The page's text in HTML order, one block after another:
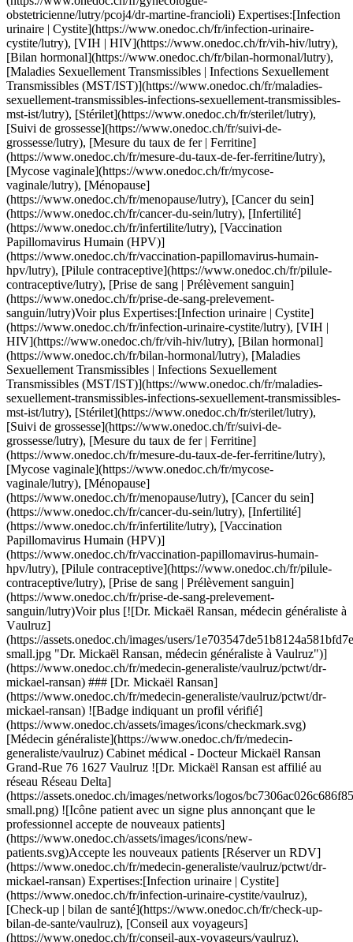
aulruz](https://assets.onedoc.ch/images/users/1e703547de51b8124a581bfd7ed029f055d27126dd5e8d573dd2756a7130bf70-small.jpg "Dr. Mickaël Ransan, médecin généraliste à Vaulruz")](https://www.onedoc.ch/fr/medecin-generaliste/vaulruz/pctwt/dr-mickael-ransan) ### [Dr. Mickaël Ransan](https://www.onedoc.ch/fr/medecin-generaliste/vaulruz/pctwt/dr-mickael-ransan) ![Badge indiquant un profil vérifié](https://www.onedoc.ch/assets/images/icons/checkmark.svg) [Médecin généraliste](https://www.onedoc.ch/fr/medecin-generaliste/vaulruz) Cabinet médical - Docteur Mickaël Ransan Grand-Rue 76 1627 Vaulruz ![Dr. Mickaël Ransan est affilié au réseau Réseau Delta](https://assets.onedoc.ch/images/networks/logos/bc7306ac026c686f85d463e96b3cb0053f7de03c9f7a5fae3aa7114a276838ea-small.png) ![Icône patient avec un signe plus annonçant que le professionnel accepte de nouveaux patients](https://www.onedoc.ch/assets/images/icons/new-patients.svg)Accepte les nouveaux patients [Réserver un RDV](https://www.onedoc.ch/fr/medecin-generaliste/vaulruz/pctwt/dr-mickael-ransan) Expertises:[Infection urinaire | Cystite](https://www.onedoc.ch/fr/infection-urinaire-cystite/vaulruz), [Check-up | bilan de santé](https://www.onedoc.ch/fr/check-up-bilan-de-sante/vaulruz), [Conseil aux voyageurs](https://www.onedoc.ch/fr/conseil-aux-voyageurs/vaulruz), [Contrôle médical permis de conduire NIVEAU 1](https://www.onedoc.ch/fr/controle-medical-permis-de-conduire-niveau-1/vaulruz), [Contrôle médical permis de conduire NIVEAU 2](https://www.onedoc.ch/fr/controle-medical-permis-de-conduire-niveau-2/vaulruz), [Examen médical d'aptitude au travail de nuit](https://www.onedoc.ch/fr/examen-medical-d-aptitude-au-travail-de-nuit/vaulruz), [Grippe | Symptômes de la grippe | Rhume](https://www.onedoc.ch/fr/grippe-symptomes-de-la-grippe-rhume/vaulruz), [Maux de gorge | Angine](https://www.onedoc.ch/fr/maux-de-gorge-angine/vaulruz), [Urgence en médecine générale](https://www.onedoc.ch/fr/urgence-en-medecine-generale/vaulruz), [Vaccination hépatite A/B](https://www.onedoc.ch/fr/vaccination-hepatite-a-b/vaulruz), [Conseils personnalisés en vaccination](https://www.onedoc.ch/fr/conseils-personnalises-en-vaccination/vaulruz), [Mise à jour du carnet de vaccination](https://www.onedoc.ch/fr/mise-a-jour-du-carnet-de-vaccination/vaulruz), [Vaccination encéphalite à tiques (FSME)](https://www.onedoc.ch/fr/vaccination-encephalite-a-tiques-fsme/vaulruz), [Vaccination rougeole - rubéole - oreillon (ROR)](https://www.onedoc.ch/fr/vaccination-rougeole-rubeole-oreillon-ror/vaulruz), [Vaccination tétanos - diphtérie - coqueluche (DTP)](https://www.onedoc.ch/fr/vaccination-tetanos-diphterie-coqueluche-dtp/vaulruz)Voir plus Expertises:[Infection urinaire | Cystite](https://www.onedoc.ch/fr/infection-urinaire-cystite/vaulruz), [Check-up | bilan de santé](https://www.onedoc.ch/fr/check-up-bilan-de-sante/vaulruz), [Conseil aux voyageurs](https://www.onedoc.ch/fr/conseil-aux-voyageurs/vaulruz), [Contrôle médical permis de conduire NIVEAU 1](https://www.onedoc.ch/fr/controle-medical-permis-de-conduire-niveau-1/vaulruz), [Contrôle médical permis de conduire NIVEAU 2](https://www.onedoc.ch/fr/controle-medical-permis-de-conduire-niveau-2/vaulruz), [Examen médical d'aptitude au travail de nuit](https://www.onedoc.ch/fr/examen-medical-d-aptitude-au-travail-de-nuit/vaulruz), [Grippe | Symptômes de la grippe | Rhume](https://www.onedoc.ch/fr/grippe-symptomes-de-la-grippe-rhume/vaulruz), [Maux de gorge | Angine](https://www.onedoc.ch/fr/maux-de-gorge-angine/vaulruz), [Urgence en médecine générale](https://www.onedoc.ch/fr/urgence-en-medecine-generale/vaulruz), [Vaccination hépatite A/B](https://www.onedoc.ch/fr/vaccination-hepatite-a-b/vaulruz), [Conseils personnalisés en vaccination](https://www.onedoc.ch/fr/conseils-personnalises-en-vaccination/vaulruz), [Mise à jour du carnet de vaccination](https://www.onedoc.ch/fr/mise-a-jour-du-carnet-de-vaccination/vaulruz), [Vaccination encéphalite à tiques (FSME)](https://www.onedoc.ch/fr/vaccination-encephalite-a-tiques-fsme/vaulruz), [Vaccination rougeole - rubéole - oreillon (ROR)](https://www.onedoc.ch/fr/vaccination-rougeole-rubeole-oreillon-ror/vaulruz), [Vaccination tétanos - diphtérie - coqueluche (DTP)](https://www.onedoc.ch/fr/vaccination-tetanos-diphterie-coqueluche-dtp/vaulruz)Voir plus [![Pharmacieplus de Vuadens, pharmacie à Vuadens](https://assets.onedoc.ch/images/entities/a9ab8f426cc4d1a77159ef143b0ce69f1265c5227bbb7c426cf206bfe0e8a570-small.jpg "Pharmacieplus de Vuadens, pharmacie à Vuadens")](https://www.onedoc.ch/fr/pharmacie/vuadens/e256/pharmacieplus-de-vuadens) ### [Pharmacieplus de Vuadens](https://www.onedoc.ch/fr/pharmacie/vuadens/e256/pharmacieplus-de-vuadens) ![Badge indiquant un profil vérifié](https://www.onedoc.ch/assets/images/icons/checkmark.svg) Pharmacie Route Principale 166 1628 Vuadens ![Icône patient avec un signe plus annonçant que le professionnel accepte de nouveaux patients](https://www.onedoc.ch/assets/images/icons/new-patients.svg)Accepte les nouveaux patients [Réserver un RDV](https://www.onedoc.ch/fr/pharmacie/vuadens/e256/pharmacieplus-de-vuadens) [![Dr. Sorina-Maria Cernat, spécialiste en médecine interne générale à Lausanne](https://assets.onedoc.ch/images/users/d71e408d14cab30957425e97461cd22c0d2c3b64e6906022891cf3027f6d6a78-small.png "Dr. Sorina-Maria Cernat, spécialiste en médecine interne générale à Lausanne")](https://www.onedoc.ch/fr/specialiste-en-medecine-interne-generale/lausanne/pc280/dr-sorina-maria-cernat) ### [Dr. Sorina-Maria Cernat](https://www.onedoc.ch/fr/specialiste-en-medecine-interne-generale/lausanne/pc280/dr-sorina-maria-cernat) ![Badge indiquant un profil vérifié](https://www.onedoc.ch/assets/images/icons/checkmark.svg) [Spécialiste en médecine interne générale](https://www.onedoc.ch/fr/specialiste-en-medecine-interne-generale/lausanne) [Espace Santé de l'Avant-Poste](https://www.onedoc.ch/fr/cabinet-de-groupe/lausanne/ebdyg/espace-sante-de-l-avant-poste) Avenue de l'Avant-Poste 4 1005 Lausanne ![Icône patient avec un signe plus annonçant que le professionnel accepte de nouveaux patients](https://www.onedoc.ch/assets/images/icons/new-patients.svg)Accepte les nouveaux patients [Réserver un RDV](https://www.onedoc.ch/fr/specialiste-en-medecine-interne-generale/lausanne/pc280/dr-sorina-maria-cernat) Expertises:[Infection urinaire | Cystite](https://www.onedoc.ch/fr/infection-urinaire-cystite/lausanne), [Check-up | bilan de santé](https://www.onedoc.ch/fr/check-up-bilan-de-sante/lausanne), [Entretien de polymédication](https://www.onedoc.ch/fr/entretien-de-polymedication/lausanne), [Prise de sang | Prélèvement sanguin](https://www.onedoc.ch/fr/prise-de-sang-prelevement-sanguin/lausanne), [Prévention cardio-vasculaire | CardioCheck | CardioTest](https://www.onedoc.ch/fr/prevention-cardio-vasculaire-cardiocheck-cardiotest/lausanne), [Urgence en médecine générale](https://www.onedoc.ch/fr/urgence-en-medecine-generale/lausanne), [Thérapie intraveineuse | IV drip](https://www.onedoc.ch/fr/therapie-intraveineuse-iv-drip/lausanne), [Test urinaire](https://www.onedoc.ch/fr/test-urinaire/lausanne), [Dépistage du diabète](https://www.onedoc.ch/fr/depistage-du-diabete/lausanne)Voir plus Expertises:[Infection urinaire | Cystite](https://www.onedoc.ch/fr/infection-urinaire-cystite/lausanne), [Check-up | bilan de santé](https://www.onedoc.ch/fr/check-up-bilan-de-sante/lausanne), [Entretien de polymédication](https://www.onedoc.ch/fr/entretien-de-polymedication/lausanne), [Prise de sang | Prélèvement sanguin](https://www.onedoc.ch/fr/prise-de-sang-prelevement-sanguin/lausanne), [Prévention cardio-vasculaire | CardioCheck | CardioTest](https://www.onedoc.ch/fr/prevention-cardio-vasculaire-cardiocheck-cardiotest/lausanne), [Urgence en médecine générale](https://www.onedoc.ch/fr/urgence-en-medecine-generale/lausanne), [Thérapie intraveineuse | IV drip](https://www.onedoc.ch/fr/therapie-intraveineuse-iv-drip/lausanne), [Test urinaire](https://www.onedoc.ch/fr/test-urinaire/lausanne), [Dépistage du diabète](https://www.onedoc.ch/fr/depistage-du-diabete/lausanne)Voir plus [![Dr. Marianne Rey, gynécologue obstétricienne à Monthey](https://assets.onedoc.ch/images/users/68d847315d2364cdac273b57d1018cacb932b7efbfcdca084d35eb5f322fa502-small.jpg "Dr. Marianne Rey, gynécologue obstétricienne à Monthey")](https://www.onedoc.ch/fr/gynecologue-obstetricienne/monthey/pcud9/dr-marianne-rey) ### [Dr. Marianne Rey](https://www.onedoc.ch/fr/gynecologue-obstetricienne/monthey/pcud9/dr-marianne-rey) ![Badge indiquant un profil vérifié](https://www.onedoc.ch/assets/images/icons/checkmark.svg) [Gynécologue obstétricienne](https://www.onedoc.ch/fr/gynecologue-obstetricien/monthey) [Cabinet de gynécologie - obstétrique, Dre Marianne Rey](https://www.onedoc.ch/fr/cabinet-medical/monthey/ev62/cabinet-de-gynecologie-obstetrique-dre-marianne-rey) Rue du Pont 5 1870 Monthey ![Icône patient avec un signe moins annonçant que le professionnel n’accepte pas de nouveaux patients](https://www.onedoc.ch/assets/images/icons/no-new-patients.svg)N'accepte pas de nouveaux patients [Réserver un RDV](https://www.onedoc.ch/fr/gynecologue-obstetricienne/monthey/pcud9/dr-marianne-rey) Expertises:[Infection urinaire | Cystite](https://www.onedoc.ch/fr/infection-urinaire-cystite/monthey), [Contraception](https://www.onedoc.ch/fr/contraception/monthey), [Dépistage cancer du sein](https://www.onedoc.ch/fr/depistage-cancer-du-sein/monthey), [Dépistage du HPV | Frottis](https://www.onedoc.ch/fr/depistage-du-hpv-frottis/monthey), [Dépistage infection urinaire](https://www.onedoc.ch/fr/depistage-infection-urinaire/monthey), [Diabète gestationnel](https://www.onedoc.ch/fr/diabete-gestationnel/monthey), [Endométriose](https://www.onedoc.ch/fr/endometriose/monthey), [Implant contraceptif](https://www.onedoc.ch/fr/implant-contraceptif/monthey), [Maladies Sexuellement Transmissibles | Infections Sexuellement Transmissibles (MST